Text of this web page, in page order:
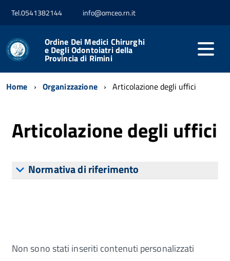
Tel.0541382144 info@omceo.rn.it
Ordine Dei Medici Chirurghi
e Degli Odontoiatri della
Provincia di Rimini
Home Organizzazione Articolazione degli uffici
Articolazione degli uffici
Normativa di riferimento
Non sono stati inseriti contenuti personalizzati